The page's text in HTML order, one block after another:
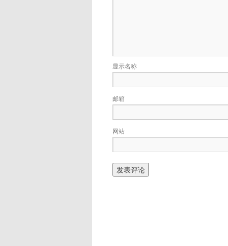
显示名称
邮箱
网站